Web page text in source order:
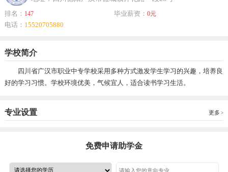
排名： 147 毕业薪资： 0元
电话： 15520705880
学校简介
四川省广汉市职业中专学校采用多种方式激发学生学习的兴趣，培养良
好的学习习惯。学校环境优美，气候宜人，适合读书学习生活。
专业设置 更多
免费申请助学金